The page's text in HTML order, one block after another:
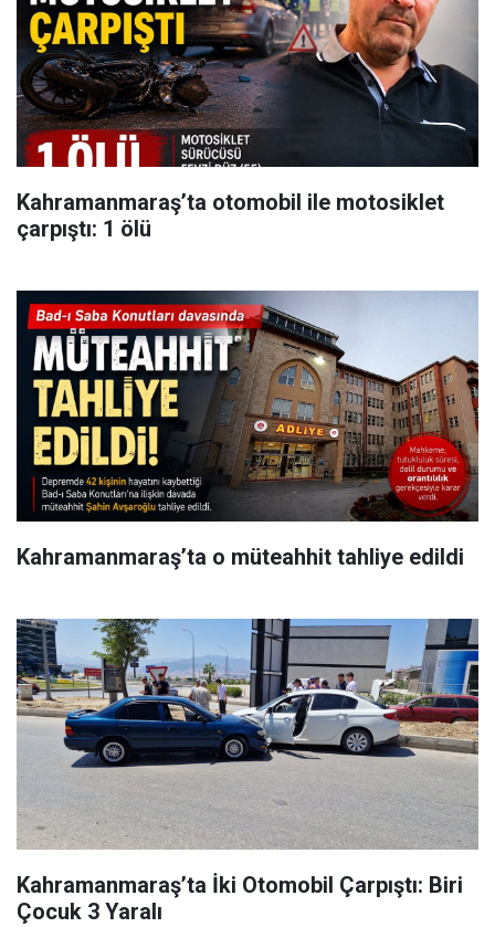
Kahramanmaraş’ta otomobil ile motosiklet
çarpıştı: 1 ölü
Kahramanmaraş’ta o müteahhit tahliye edildi
Kahramanmaraş’ta İki Otomobil Çarpıştı: Biri
Çocuk 3 Yaralı